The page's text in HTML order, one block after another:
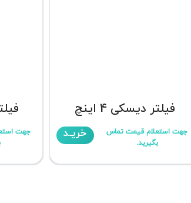
فیلتر دیسکی 4 اینچ
جهت استعلام قیمت تماس
بگیرید.
خریـد
جهت